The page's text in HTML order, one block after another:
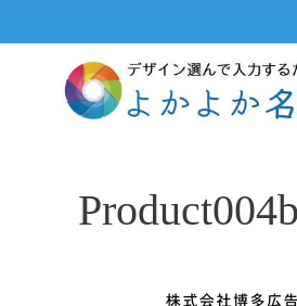
ン
Product004b